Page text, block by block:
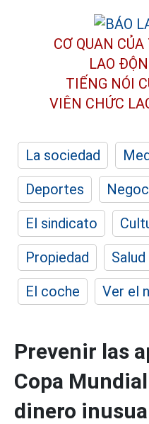
CƠ QUAN
LAO
TIẾNG NÓI
VIÊN CHỨC
La sociedad
Deportes
El sindicato
Propiedad
Salud
El coche
Ver el
Prevenir las
Copa
dinero